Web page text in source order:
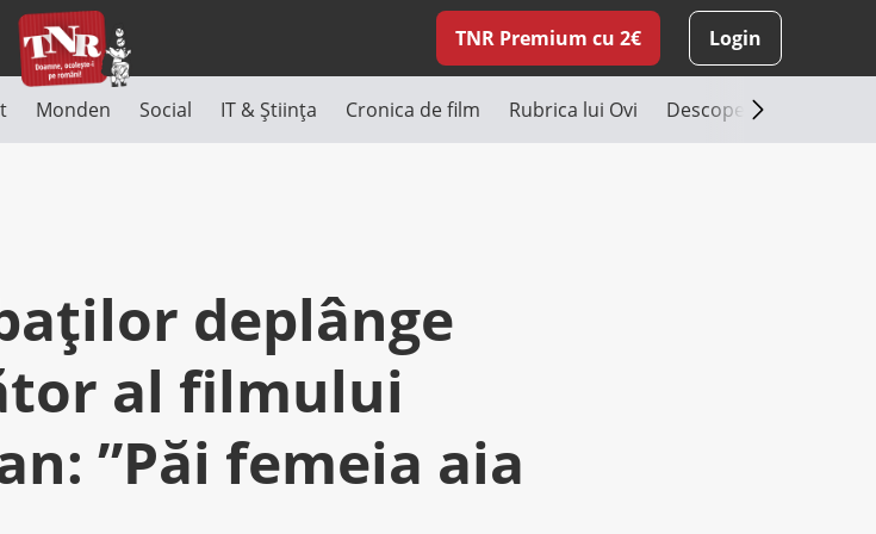
TNR Premium cu 2€ Login
Monden Social IT & Știința Cronica de film Rubrica lui Ovi Descoperă România
deplânge
al filmului
”Păi femeia aia